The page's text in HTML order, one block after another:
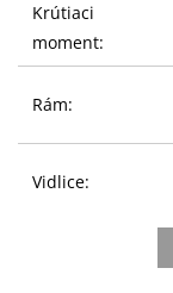
Krútiaci
moment:
Rám:
Vidlice: